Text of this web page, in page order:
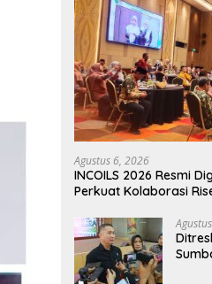
Agustus 6, 2026
INCOILS 2026 Resmi
Perkuat Kolaborasi